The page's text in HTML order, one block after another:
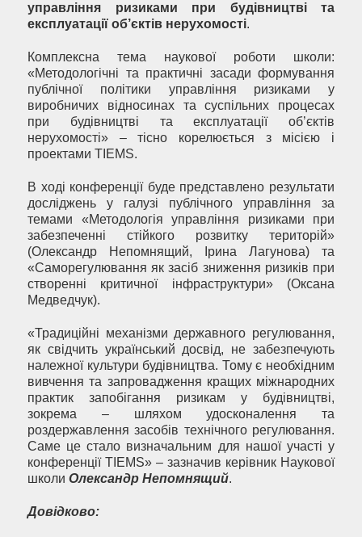
управління ризиками при будівництві та
експлуатації об’єктів нерухомості.
Комплексна тема наукової роботи школи:
«Методологічні та практичні засади формування
публічної політики управління ризиками у
виробничих відносинах та суспільних процесах
при будівництві та експлуатації об’єктів
нерухомості» – тісно корелюється з місією і
проектами TIEMS.
В ході конференції буде представлено результати
досліджень у галузі публічного управління за
темами «Методологія управління ризиками при
забезпеченні стійкого розвитку територій»
(Олександр Непомнящий, Ірина Лагунова) та
«Саморегулювання як засіб зниження ризиків при
створенні критичної інфраструктури» (Оксана
Медведчук).
«Традиційні механізми державного регулювання,
як свідчить український досвід, не забезпечують
належної культури будівництва. Тому є необхідним
вивчення та запровадження кращих міжнародних
практик запобігання ризикам у будівництві,
зокрема – шляхом удосконалення та
роздержавлення засобів технічного регулювання.
Саме це стало визначальним для нашої участі у
конференції TIEMS» – зазначив керівник Наукової
школи Олександр Непомнящий.
Довідково: